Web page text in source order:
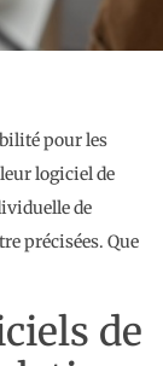
pour les
logiciel de
de
précisées. Que
de